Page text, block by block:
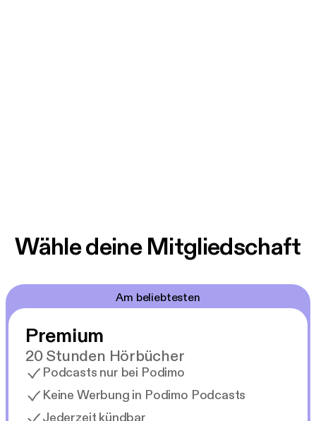
Wähle deine Mitgliedschaft
Am beliebtesten
Premium
20 Stunden Hörbücher
Podcasts nur bei Podimo
Keine Werbung in Podimo Podcasts